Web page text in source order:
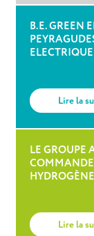
B.E. GREEN
Lire la
LE GROUPE
COMMANDE
Lire la